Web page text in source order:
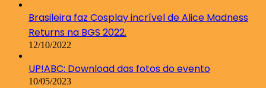
Brasileira faz Cosplay incrível de Alice Madness
Returns na BGS 2022.
12/10/2022
UP!ABC: Download das fotos do evento
10/05/2023